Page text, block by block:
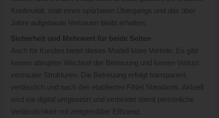
Kontinuität, statt eines spürbaren Übergangs und das über
Jahre aufgebaute Vertrauen bleibt erhalten.
Sicherheit und Mehrwert für beide Seiten
Auch für Kunden bietet dieses Modell klare Vorteile. Es gibt
keinen abrupten Wechsel der Betreuung und keinen Verlust
vertrauter Strukturen. Die Betreuung erfolgt transparent,
verlässlich und nach den etablierten FiNet Standards. Aktuell
wird sie digital umgesetzt und verbindet damit persönliche
Verlässlichkeit mit zeitgemäßer Effizienz.